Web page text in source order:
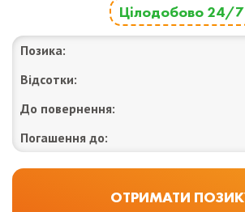
Цілодобово 24/7
Позика:
Відсотки:
До повернення:
Погашення до: